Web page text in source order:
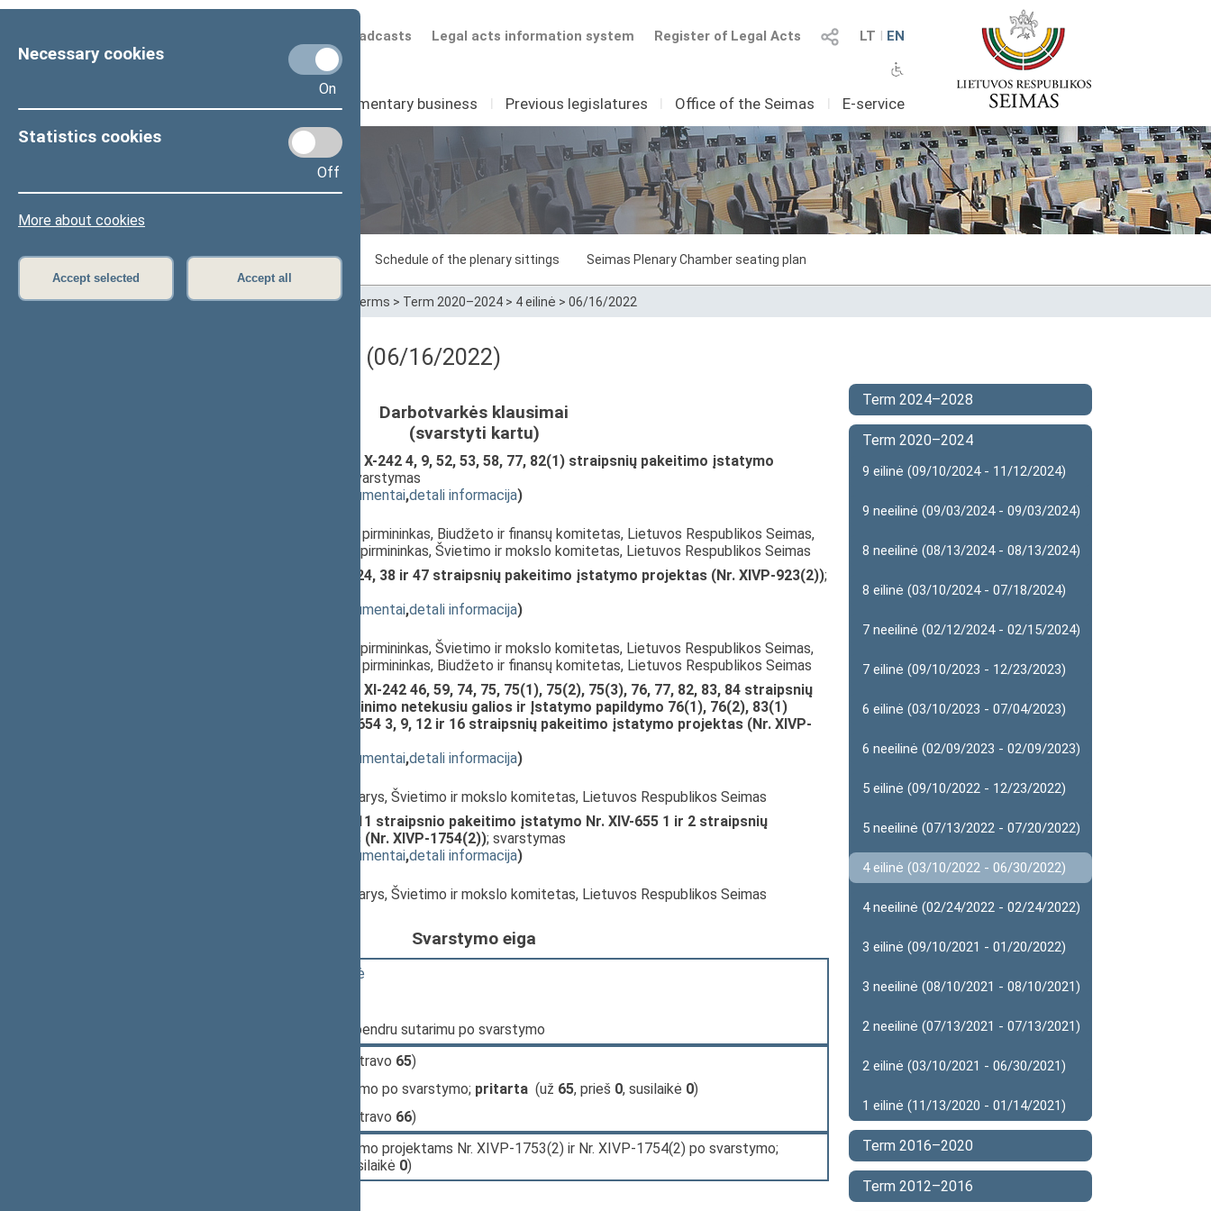
Necessary cookies
On
Statistics cookies
Off
More about cookies
Accept selected Accept all
LT I EN
Register of Legal Acts
Legal acts information system
Scheduled broadcasts
Seimas I Parliamentary business I Previous legislatures I Office of the Seimas I E-service
Sitting in progress Plenary sittings Schedule of the plenary sittings Seimas Plenary Chamber seating plan
Home>Plenary sittings>Parliamentary terms > Term 2020–2024 > 4 eilinė > 06/16/2022
Darbotvarkės klausimas (06/16/2022)
Darbotvarkės klausimai
(svarstyti kartu)
Mokslo ir studijų įstatymo Nr. X-242 4, 9, 52, 53, 58, 77, 82(1) straipsnių pakeitimo įstatymo
; svarstymas
susiję dokumentai,detali informacija)
, Komiteto pirmininkas, Biudžeto ir finansų komitetas, Lietuvos Respublikos Seimas,
, Komiteto pirmininkas, Švietimo ir mokslo komitetas, Lietuvos Respublikos Seimas
Švietimo įstatymo Nr. I-1489 24, 38 ir 47 straipsnių pakeitimo įstatymo projektas (Nr. XIVP-923(2));
susiję dokumentai,detali informacija)
, Komiteto pirmininkas, Švietimo ir mokslo komitetas, Lietuvos Respublikos Seimas,
, Komiteto pirmininkas, Biudžeto ir finansų komitetas, Lietuvos Respublikos Seimas
Mokslo ir studijų įstatymo Nr. XI-242 46, 59, 74, 75, 75(1), 75(2), 75(3), 76, 77, 82, 83, 84 straipsnių
pakeitimo, 9 straipsnio pripažinimo netekusiu galios ir Įstatymo papildymo 76(1), 76(2), 83(1)
straipsniais įstatymo Nr. XIV-654 3, 9, 12 ir 16 straipsnių pakeitimo įstatymo projektas (Nr. XIVP-
susiję dokumentai,detali informacija)
, Komiteto narys, Švietimo ir mokslo komitetas, Lietuvos Respublikos Seimas
Švietimo įstatymo Nr. I-1489 11 straipsnio pakeitimo įstatymo Nr. XIV-655 1 ir 2 straipsnių
pakeitimo įstatymo projektas (Nr. XIVP-1754(2)); svarstymas
susiję dokumentai,detali informacija)
, Komiteto narys, Švietimo ir mokslo komitetas, Lietuvos Respublikos Seimas
Svarstymo eiga
Jurgita Šiugždinienė
Įvyko balsavimas. Pritarta bendru sutarimu po svarstymo
(užsiregistravo 65)
dėl pritarimo po svarstymo; pritarta (už 65, prieš 0, susilaikė 0)
(užsiregistravo 66)
dėl pritarimo projektams Nr. XIVP-1753(2) ir Nr. XIVP-1754(2) po svarstymo;
, susilaikė 0)
Term 2024–2028
Term 2020–2024
9 eilinė (09/10/2024 - 11/12/2024)
9 neeilinė (09/03/2024 - 09/03/2024)
8 neeilinė (08/13/2024 - 08/13/2024)
8 eilinė (03/10/2024 - 07/18/2024)
7 neeilinė (02/12/2024 - 02/15/2024)
7 eilinė (09/10/2023 - 12/23/2023)
6 eilinė (03/10/2023 - 07/04/2023)
6 neeilinė (02/09/2023 - 02/09/2023)
5 eilinė (09/10/2022 - 12/23/2022)
5 neeilinė (07/13/2022 - 07/20/2022)
4 eilinė (03/10/2022 - 06/30/2022)
4 neeilinė (02/24/2022 - 02/24/2022)
3 eilinė (09/10/2021 - 01/20/2022)
3 neeilinė (08/10/2021 - 08/10/2021)
2 neeilinė (07/13/2021 - 07/13/2021)
2 eilinė (03/10/2021 - 06/30/2021)
1 eilinė (11/13/2020 - 01/14/2021)
Term 2016–2020
Term 2012–2016